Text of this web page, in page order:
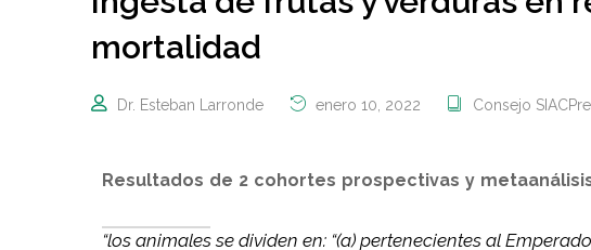
mortalidad
Dr. Esteban Larronde enero 10, 2022 Consejo
Resultados de 2 cohortes prospectivas y
“los animales se dividen en: “(a) pertenecientes al